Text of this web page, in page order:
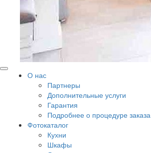
О нас
Партнеры
Дополнительные услуги
Гарантия
Подробнее о процедуре заказа
Фотокаталог
Кухни
Шкафы